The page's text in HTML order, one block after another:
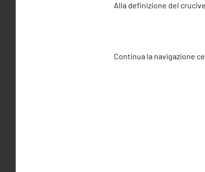
Alla definizione del
Continua la navigazione